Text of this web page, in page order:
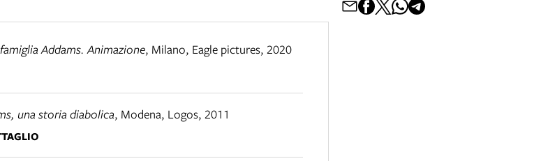
Addams. Animazione, Milano, Eagle pictures, 2020
una storia diabolica, Modena, Logos, 2011